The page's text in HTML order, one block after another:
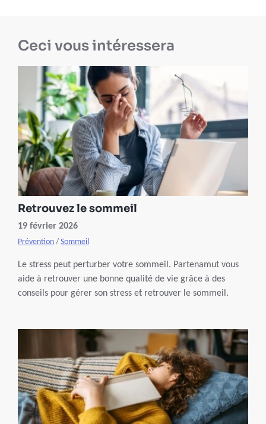
Ceci vous intéressera
Retrouvez le sommeil
19 février 2026
Prévention / Sommeil
Le stress peut perturber votre sommeil. Partenamut vous
aide à retrouver une bonne qualité de vie grâce à des
conseils pour gérer son stress et retrouver le sommeil.